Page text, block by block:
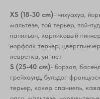
XS (18-30 cm)- чихуахуа,
мальтезе, той терьер, той-
папильон, карликовый
норфолк терьер,
левретка, уиппет
S (25-40 cm)- борзая,
грейхаунд, бульдог
терьер, кокер спаниель,